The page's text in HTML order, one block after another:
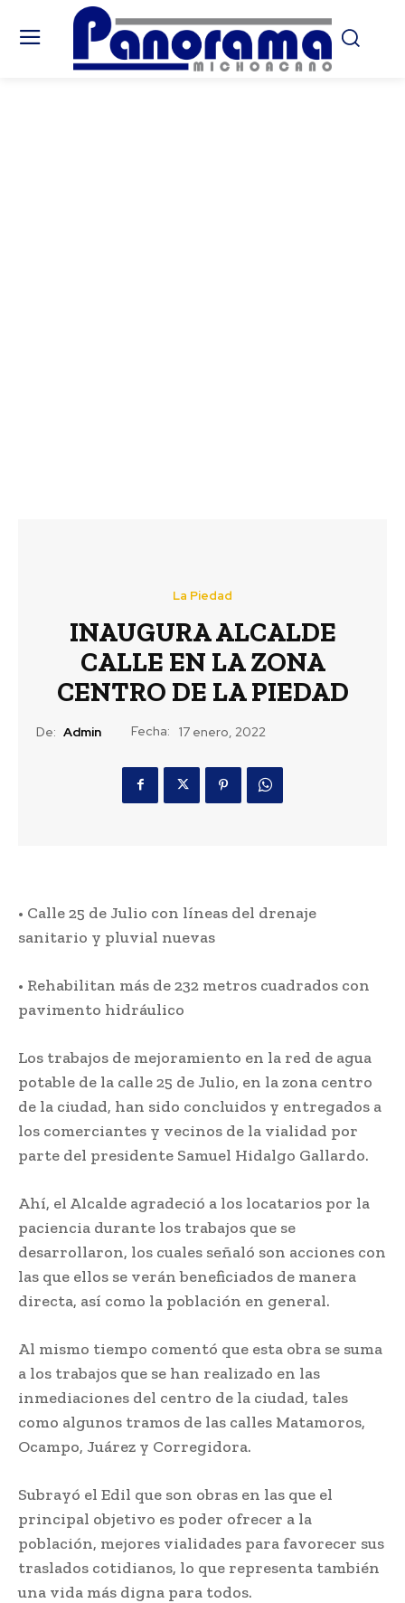
La Piedad
INAUGURA ALCALDE
CALLE EN LA ZONA
CENTRO DE LA PIEDAD
De: Admin Fecha: 17 enero, 2022
• Calle 25 de Julio con líneas del drenaje
sanitario y pluvial nuevas
• Rehabilitan más de 232 metros cuadrados con
pavimento hidráulico
Los trabajos de mejoramiento en la red de agua
potable de la calle 25 de Julio, en la zona centro
de la ciudad, han sido concluidos y entregados a
los comerciantes y vecinos de la vialidad por
parte del presidente Samuel Hidalgo Gallardo.
Ahí, el Alcalde agradeció a los locatarios por la
paciencia durante los trabajos que se
desarrollaron, los cuales señaló son acciones con
las que ellos se verán beneficiados de manera
directa, así como la población en general.
Al mismo tiempo comentó que esta obra se suma
a los trabajos que se han realizado en las
inmediaciones del centro de la ciudad, tales
como algunos tramos de las calles Matamoros,
Ocampo, Juárez y Corregidora.
Subrayó el Edil que son obras en las que el
principal objetivo es poder ofrecer a la
población, mejores vialidades para favorecer sus
traslados cotidianos, lo que representa también
una vida más digna para todos.